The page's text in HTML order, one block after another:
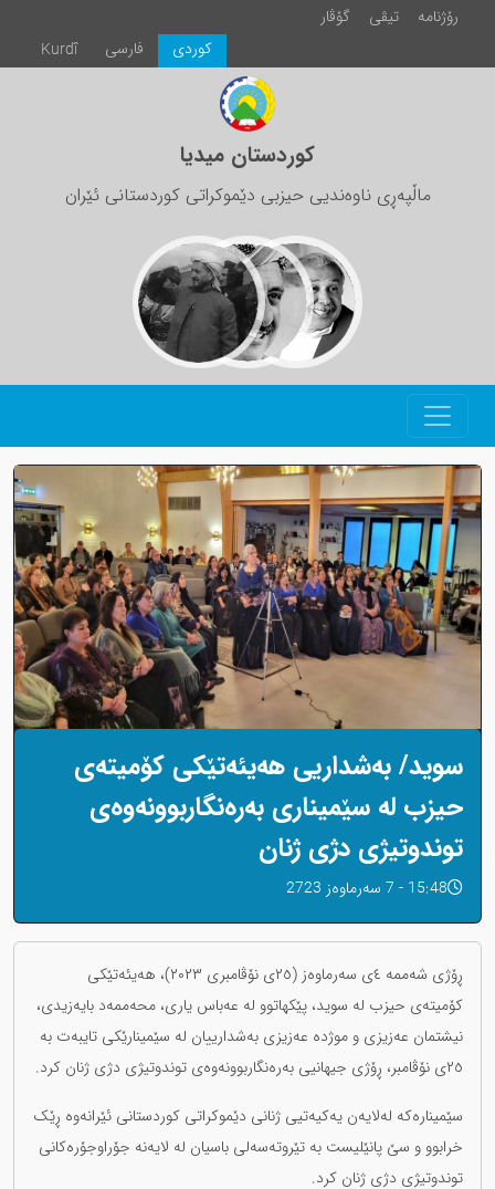
رۆژنامە تیڤی
گۆڤار
Kurdî
فارسی كوردی
کوردستان میدیا
ماڵپەڕی ناوەندیی حیزبی دێموکراتی کوردستانی ئێران
سوید/ بەشداریی هەیئەتێکی کۆمیتەی
حیزب لە سێمیناری بەرەنگاربوونەوەی
توندوتیژی دژی ژنان
15:48 - 7 سەرماوەز 2723
ڕۆژی شەممە ٤ی سەرماوەز (٢٥ی نۆڤامبری ٢٠٢٣)، هەیئەتێکی
کۆمیتەی حیزب لە سوید، پێکهاتوو لە عەباس یاری، محەممەد بایەزیدی،
نیشتمان عەزیزی و موژدە عەزیزی بەشدارییان لە سێمینارێکی تایبەت بە
٢٥ی نۆڤامبر، ڕۆژی جیهانیی بەرەنگاربوونەوەی توندوتیژی دژی ژنان کرد.
سێمینارەکە لەلایەن یەکیەتیی ژنانی دێموکراتی کوردستانی ئێرانەوە ڕێک
خرابوو و سێ پانێلیست بە تێروتەسەلی باسیان لە لایەنە جۆراوجۆرەکانی
توندوتیژی دژی ژنان کرد.